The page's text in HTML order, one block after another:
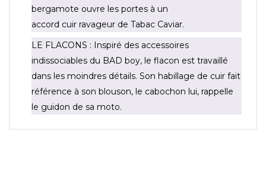
bergamote ouvre les portes à un
accord cuir ravageur de Tabac Caviar.
LE FLACONS : Inspiré des accessoires
indissociables du BAD boy, le flacon est travaillé
dans les moindres détails. Son habillage de cuir fait
référence à son blouson, le cabochon lui, rappelle
le guidon de sa moto.